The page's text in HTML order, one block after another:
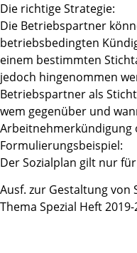
Die richtige Strategie:
Die Betriebspartner
betriebsbedingten
einem bestimmten
jedoch hingenommen
Betriebspartner als
wem gegenüber und
Arbeitnehmerkündigung
Formulierungsbeispiel:
Der Sozialplan gilt nur
Ausf. zur Gestaltung von
Thema Spezial Heft 2019-